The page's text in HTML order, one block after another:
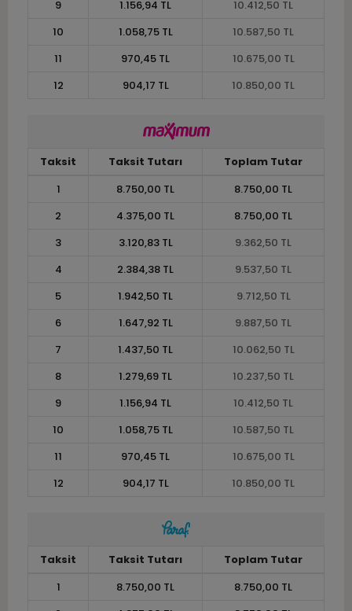
9 1.156,94 TL
10.412,50 TL
10
1.058,75 TL
10.587,50 TL
11
970,45 TL
10.675,00 TL
12
904,17 TL 10.850,00 TL
Taksit Taksit Tutarı
Toplam Tutar
1
8.750,00 TL
8.750,00 TL
2
4.375,00 TL
8.750,00 TL
3
3.120,83 TL
9.362,50 TL
4
2.384,38 TL
9.537,50 TL
5
1.942,50 TL
9.712,50 TL
6
1.647,92 TL
9.887,50 TL
7
1.437,50 TL
10.062,50 TL
8
1.279,69 TL
10.237,50 TL
9
1.156,94 TL
10.412,50 TL
10
1.058,75 TL
10.587,50 TL
11
970,45 TL
10.675,00 TL
12
904,17 TL 10.850,00 TL
Taksit Taksit Tutarı
Toplam Tutar
1
8.750,00 TL
8.750,00 TL